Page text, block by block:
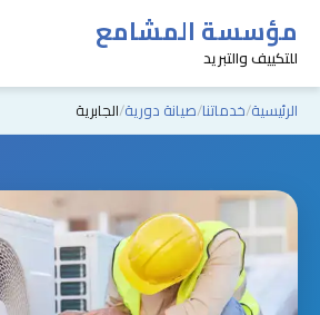
مؤسسة المشامع
للتكييف والتبريد
الرئيسية خدماتنا صيانة دورية الجابرية